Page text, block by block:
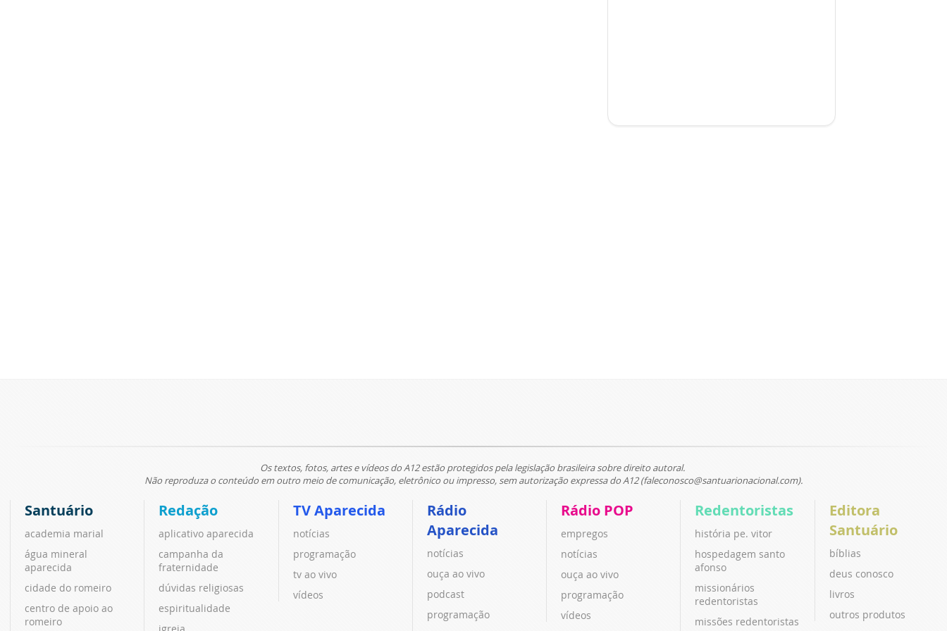
Os textos, fotos, artes e vídeos do A12 estão protegidos pela legislação brasileira sobre direito autoral.
Não reproduza o conteúdo em outro meio de comunicação, eletrônico ou impresso, sem autorização expressa do A12 (faleconosco@santuarionacional.com).
Santuário
academia marial
água mineral
aparecida
cidade do romeiro
centro de apoio ao
romeiro
Redação
aplicativo aparecida
campanha da
fraternidade
dúvidas religiosas
espiritualidade
igreja
TV Aparecida
notícias
programação
tv ao vivo
vídeos
Rádio
Aparecida
notícias
ouça ao vivo
podcast
programação
Rádio POP
empregos
notícias
ouça ao vivo
programação
vídeos
Redentoristas
história pe. vitor
hospedagem santo
afonso
missionários
redentoristas
missões redentoristas
Editora
Santuário
bíblias
deus conosco
livros
outros produtos